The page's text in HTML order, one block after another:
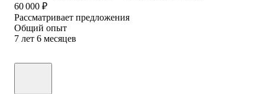
60 000 ₽
Рассматривает предложения
Общий опыт
7 лет 6 месяцев